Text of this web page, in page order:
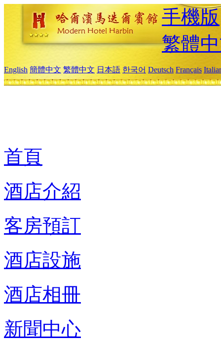
手機版
繁體
English 簡體中文 繁體中文 日本語 한국어 Deutsch Français
首頁
酒店介紹
客房預訂
酒店設施
酒店相冊
新聞中心